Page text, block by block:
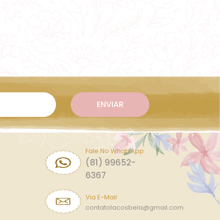
Fale No WhatsApp
(81) 99652-
6367
Via E-Mail
contatolacosbela@gmail.com